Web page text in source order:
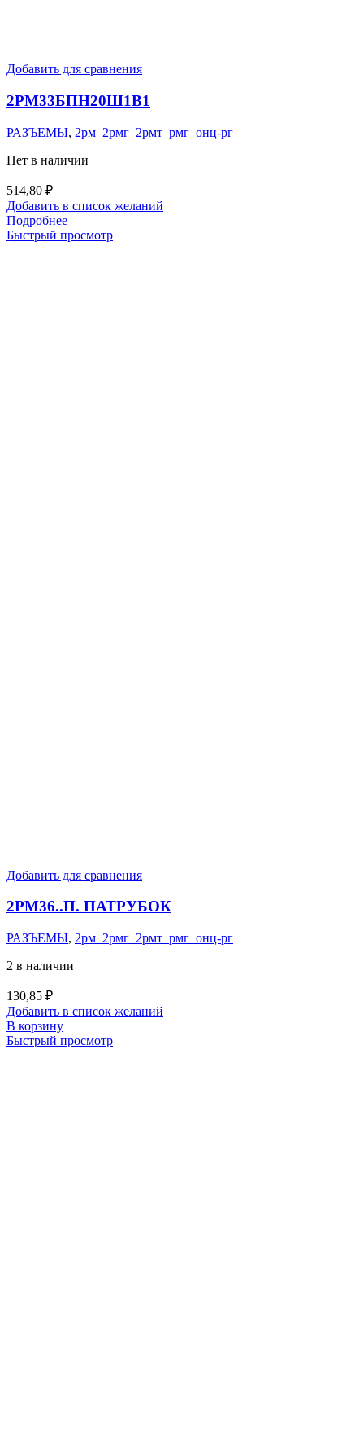
Добавить для сравнения
2РМ33БПН20Ш1В1
РАЗЪЕМЫ, 2рм_2рмг_2рмт_рмг_онц-рг
Нет в наличии
514,80 ₽
Добавить в список желаний
Подробнее
Быстрый просмотр
Добавить для сравнения
2РМ36..П. ПАТРУБОК
РАЗЪЕМЫ, 2рм_2рмг_2рмт_рмг_онц-рг
2 в наличии
130,85 ₽
Добавить в список желаний
В корзину
Быстрый просмотр